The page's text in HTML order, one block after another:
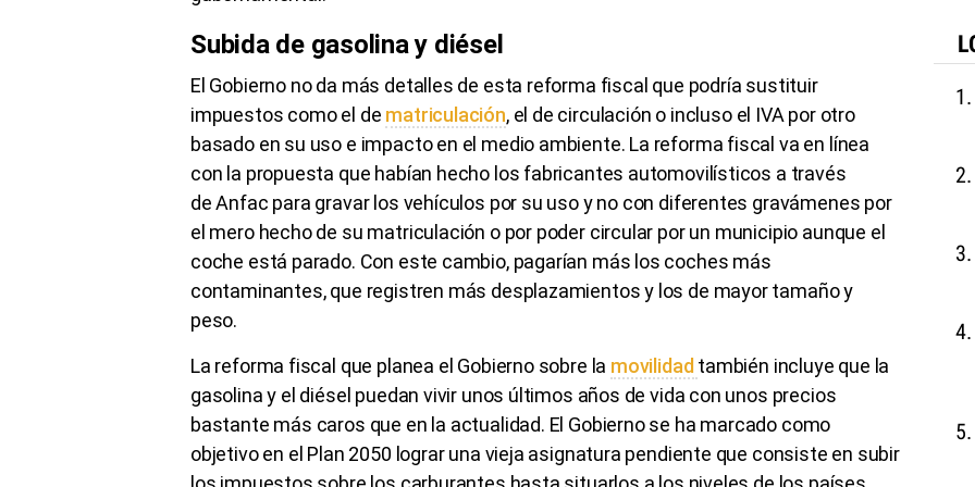
Subida de gasolina y diésel
El Gobierno no da más detalles de esta reforma fiscal que podría sustituir
impuestos como el de matriculación, el de circulación o incluso el IVA por otro
basado en su uso e impacto en el medio ambiente. La reforma fiscal va en línea
con la propuesta que habían hecho los fabricantes automovilísticos a través
de Anfac para gravar los vehículos por su uso y no con diferentes gravámenes por
el mero hecho de su matriculación o por poder circular por un municipio aunque el
coche está parado. Con este cambio, pagarían más los coches más
contaminantes, que registren más desplazamientos y los de mayor tamaño y
peso.
La reforma fiscal que planea el Gobierno sobre la movilidadtambién incluye que la
gasolina y el diésel puedan vivir unos últimos años de vida con unos precios
bastante más caros que en la actualidad. El Gobierno se ha marcado como
objetivo en el Plan 2050 lograr una vieja asignatura pendiente que consiste en subir